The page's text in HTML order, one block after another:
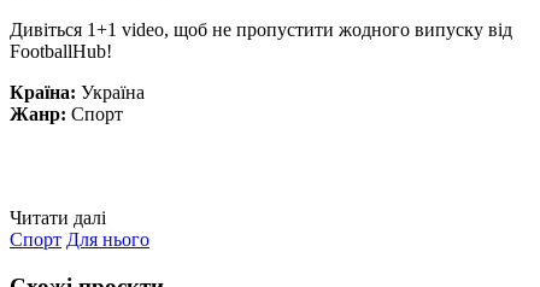
Дивіться 1+1 video, щоб не пропустити жодного випуску від
FootballHub!
Країна: Україна
Жанр: Спорт
Читати далі
Спорт Для нього